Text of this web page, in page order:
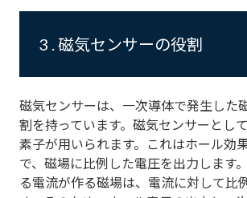
3 . 磁気センサーの役割
磁気センサーは、一次導体で発生した
割を持っています。磁気センサーとし
素子が用いられます。これはホール効
で、磁場に比例した電圧を出力します
る電流が作る磁場は、電流に対して比